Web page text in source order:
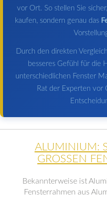
vor Ort. So stellen Sie
kaufen, sondern genau das
Durch den direkten
besseres Gefühl für die
unterschiedlichen Fenster
Rat der Experten vor
ALUMINIUM:
GROSSEN
Bekannterweise ist
Fensterrahmen aus